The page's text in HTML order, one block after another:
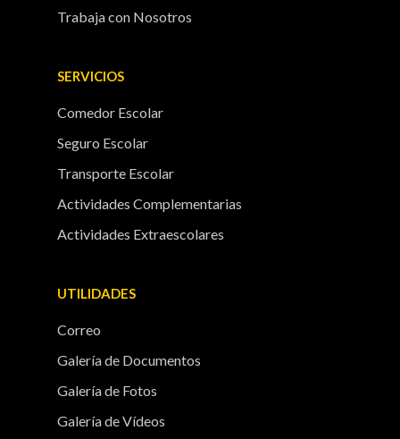
Trabaja con Nosotros
SERVICIOS
Comedor Escolar
Seguro Escolar
Transporte Escolar
Actividades Complementarias
Actividades Extraescolares
UTILIDADES
Correo
Galería de Documentos
Galería de Fotos
Galería de Vídeos